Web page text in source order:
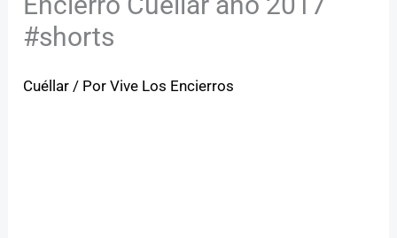
#shorts
Cuéllar / PorVive Los Encierros